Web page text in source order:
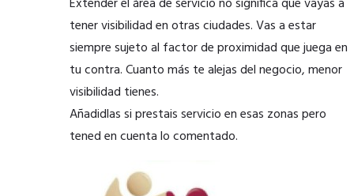
tener visibilidad en otras ciudades. Vas a estar
siempre sujeto al factor de proximidad que juega en
tu contra. Cuanto más te alejas del negocio, menor
visibilidad tienes.
Añadidlas si prestais servicio en esas zonas pero
tened en cuenta lo comentado.